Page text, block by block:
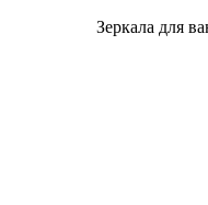
Зеркала для